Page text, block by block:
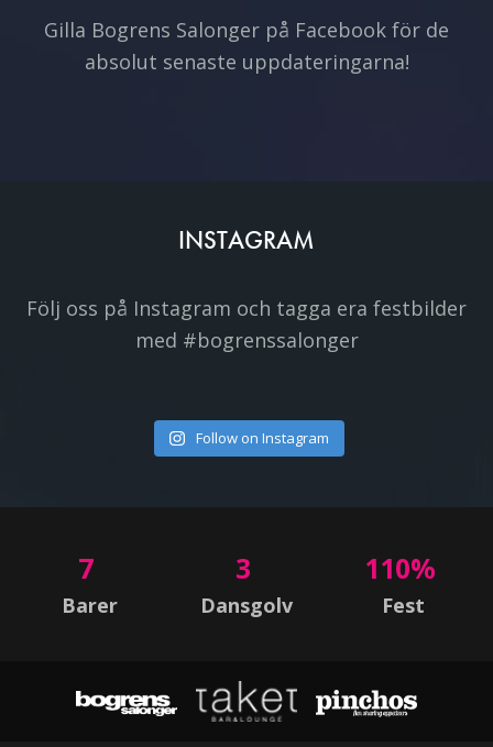
Gilla Bogrens Salonger på Facebook för de
absolut senaste uppdateringarna!
INSTAGRAM
Följ oss på Instagram och tagga era festbilder
med #bogrenssalonger
Follow on Instagram
7
Barer
3
Dansgolv
110%
Fest